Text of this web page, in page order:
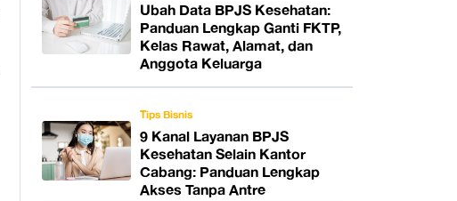
Ubah Data BPJS Kesehatan:
Panduan Lengkap Ganti FKTP,
Kelas Rawat, Alamat, dan
Anggota Keluarga
Tips Bisnis
9 Kanal Layanan BPJS
Kesehatan Selain Kantor
Cabang: Panduan Lengkap
Akses Tanpa Antre